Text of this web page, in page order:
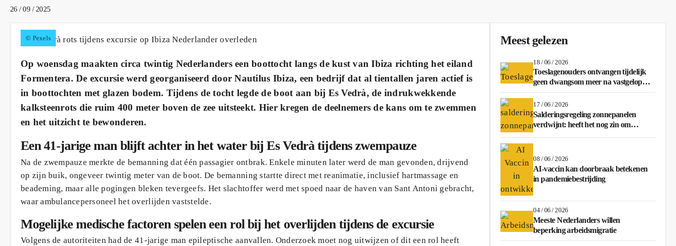
26 / 09 / 2025
© Pexels
Op woensdag maakten circa twintig Nederlanders een boottocht langs de kust van Ibiza richting het eiland
Formentera. De excursie werd georganiseerd door Nautilus Ibiza, een bedrijf dat al tientallen jaren actief is
in boottochten met glazen bodem. Tijdens de tocht legde de boot aan bij Es Vedrà, de indrukwekkende
kalksteenrots die ruim 400 meter boven de zee uitsteekt. Hier kregen de deelnemers de kans om te zwemmen
en het uitzicht te bewonderen.
Een 41-jarige man blijft achter in het water bij Es Vedrà tijdens zwempauze
Na de zwempauze merkte de bemanning dat één passagier ontbrak. Enkele minuten later werd de man gevonden, drijvend
op zijn buik, ongeveer twintig meter van de boot. De bemanning startte direct met reanimatie, inclusief hartmassage en
beademing, maar alle pogingen bleken tevergeefs. Het slachtoffer werd met spoed naar de haven van Sant Antoni gebracht,
waar ambulancepersoneel het overlijden vaststelde.
Mogelijke medische factoren spelen een rol bij het overlijden tijdens de excursie
Volgens de autoriteiten had de 41-jarige man epileptische aanvallen. Onderzoek moet nog uitwijzen of dit een rol heeft
Meest gelezen
18 / 06 / 2026
Toeslagenouders ontvangen tijdelijk
geen dwangsom meer na vastgelopen
regeling
17 / 06 / 2026
Salderingsregeling zonnepanelen
verdwijnt: heeft het nog zin om
08 / 06 / 2026
AI-vaccin kan doorbraak betekenen
in pandemiebestrijding
04 / 06 / 2026
Meeste Nederlanders willen
beperking arbeidsmigratie